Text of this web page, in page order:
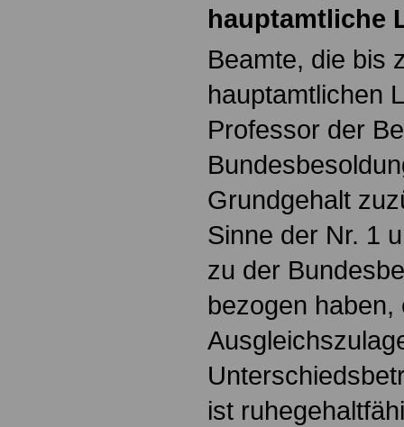
hauptamtliche
Beamte, die bis
hauptamtlichen
Professor der
Grundgehalt
Sinne der Nr. 1
zu der
bezogen haben,
ist